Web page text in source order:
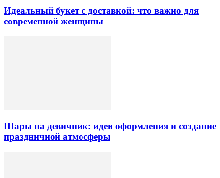
Идеальный букет с доставкой: что важно для
современной женщины
Шары на девичник: идеи оформления и создание
праздничной атмосферы